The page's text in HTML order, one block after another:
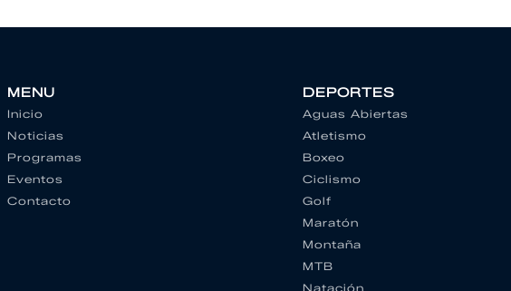
MENU
Inicio
Noticias
Programas
Eventos
Contacto
DEPORTES
Aguas Abiertas
Atletismo
Boxeo
Ciclismo
Golf
Maratón
Montaña
MTB
Natación